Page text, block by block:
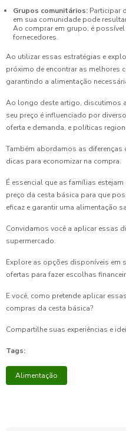
Grupos comunitários: Participar
em sua comunidade pode
Ao comprar em grupo, é
fornecedores.
Ao utilizar essas estratégias e
próximo de encontrar as melhores
garantindo a alimentação
Ao longo deste artigo, discutimos
seu preço é influenciado por
oferta e demanda, e políticas
Também abordamos as diferenças
dicas para economizar na compra.
É essencial que as famílias
preço da cesta básica para que
eficaz e garantir uma alimentação
Convidamos você a aplicar essas
supermercado.
Explore as opções disponíveis em
ofertas para fazer escolhas
E você, como pretende aplicar
compras da cesta básica?
Compartilhe suas experiências e
Tags:
Alimentação